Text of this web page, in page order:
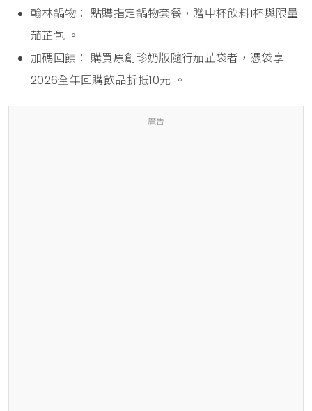
翰林鍋物： 點購指定鍋物套餐，贈中杯飲料1杯與限量
茄芷包 。
加碼回饋： 購買原創珍奶版隨行茄芷袋者，憑袋享
2026全年回購飲品折抵10元 。
廣告